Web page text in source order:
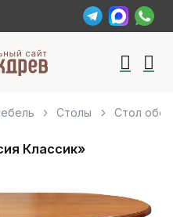
Столы Стол
Классик»